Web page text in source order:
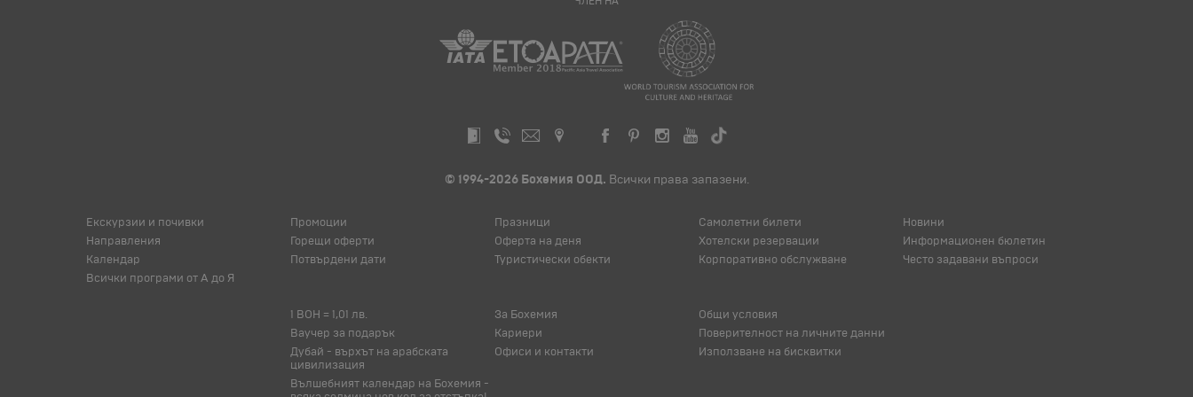
© 1994-2026 Бохемия ООД. Всички права запазени.
Екскурзии и почивки
Направления
Календар
Всички програми от А до Я
Промоции
Горещи оферти
Потвърдени дати
Празници
Оферта на деня
Туристически обекти
Самолетни билети
Хотелски резервации
Корпоративно обслужване
Новини
Информационен бюлетин
Често задавани въпроси
1 BOH = 1,01 лв.
Ваучер за подарък
Дубай - върхът на арабската
цивилизация
Вълшебният календар на Бохемия -
За Бохемия
Кариери
Офиси и контакти
Общи условия
Поверителност на личните данни
Използване на бисквитки